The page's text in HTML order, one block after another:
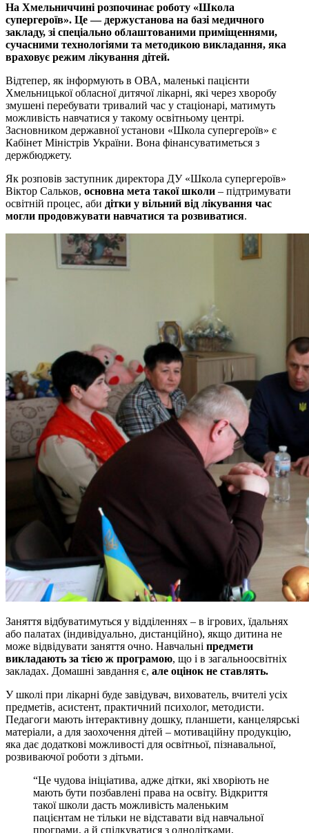
На Хмельниччині розпочинає роботу «Школа
супергероїв». Це — держустанова на базі медичного
закладу, зі спеціально облаштованими приміщеннями,
сучасними технологіями та методикою викладання, яка
враховує режим лікування дітей.
Відтепер, як інформують в ОВА, маленькі пацієнти
Хмельницької обласної дитячої лікарні, які через хворобу
змушені перебувати тривалий час у стаціонарі, матимуть
можливість навчатися у такому освітньому центрі.
Засновником державної установи «Школа супергероїв» є
Кабінет Міністрів України. Вона фінансуватиметься з
держбюджету.
Як розповів заступник директора ДУ «Школа супергероїв»
Віктор Сальков, основна мета такої школи – підтримувати
освітній процес, аби дітки у вільний від лікування час
могли продовжувати навчатися та розвиватися.
Заняття відбуватимуться у відділеннях – в ігрових, їдальнях
або палатах (індивідуально, дистанційно), якщо дитина не
може відвідувати заняття очно. Навчальні предмети
викладають за тією ж програмою, що і в загальноосвітніх
закладах. Домашні завдання є, але оцінок не ставлять.
У школі при лікарні буде завідувач, вихователь, вчителі усіх
предметів, асистент, практичний психолог, методисти.
Педагоги мають інтерактивну дошку, планшети, канцелярські
матеріали, а для заохочення дітей – мотиваційну продукцію,
яка дає додаткові можливості для освітньої, пізнавальної,
розвиваючої роботи з дітьми.
“Це чудова ініціатива, адже дітки, які хворіють не
мають бути позбавлені права на освіту. Відкриття
такої школи дасть можливість маленьким
пацієнтам не тільки не відставати від навчальної
програми, а й спілкуватися з однолітками,